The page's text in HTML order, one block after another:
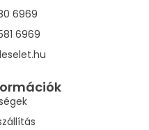
6969
6969